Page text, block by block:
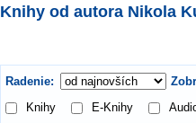
Knihy od autora Nikola
Radenie:
Knihy
E-Knihy